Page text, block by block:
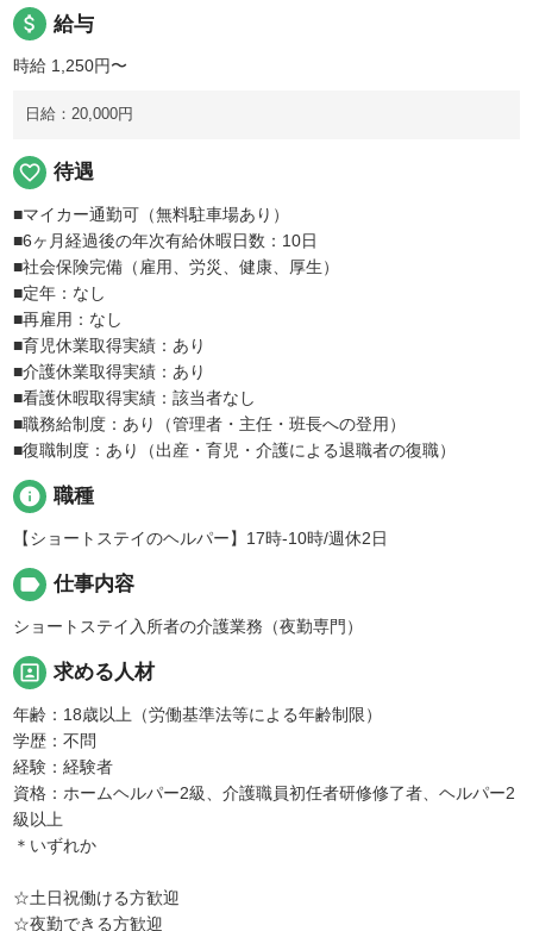
attach_money 給与
時給 1,250円〜
日給：20,000円
favorite_border 待遇
■マイカー通勤可（無料駐車場あり）
■6ヶ月経過後の年次有給休暇日数：10日
■社会保険完備（雇用、労災、健康、厚生）
■定年：なし
■再雇用：なし
■育児休業取得実績：あり
■介護休業取得実績：あり
■看護休暇取得実績：該当者なし
■職務給制度：あり（管理者・主任・班長への登用）
■復職制度：あり（出産・育児・介護による退職者の復職）
info 職種
【ショートステイのヘルパー】17時-10時/週休2日
label 仕事内容
ショートステイ入所者の介護業務（夜勤専門）
portrait 求める人材
年齢：18歳以上（労働基準法等による年齢制限）
学歴：不問
経験：経験者
資格：ホームヘルパー2級、介護職員初任者研修修了者、ヘルパー2
級以上
＊いずれか
☆土日祝働ける方歓迎
☆夜勤できる方歓迎